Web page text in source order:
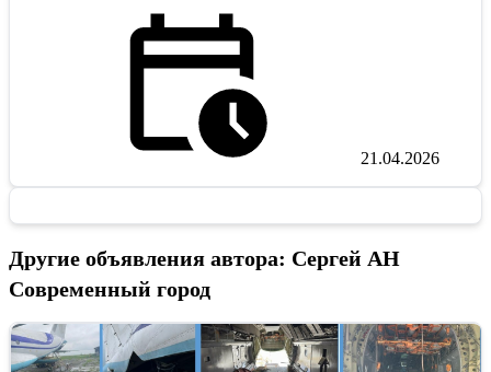
21.04.2026
Другие объявления автора: Сергей АН
Современный город